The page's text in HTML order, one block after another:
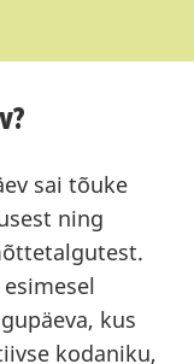
sai tõuke
ning
kus
kodaniku,